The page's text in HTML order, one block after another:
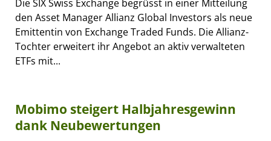
Die SIX Swiss Exchange begrüsst in einer Mitteilung
den Asset Manager Allianz Global Investors als neue
Emittentin von Exchange Traded Funds. Die Allianz-
Tochter erweitert ihr Angebot an aktiv verwalteten
ETFs mit...
Mobimo steigert Halbjahresgewinn
dank Neubewertungen